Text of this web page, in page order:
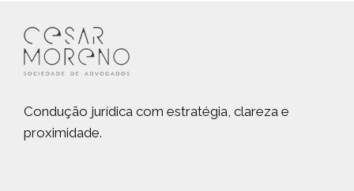
Condução jurídica com estratégia, clareza e
proximidade.